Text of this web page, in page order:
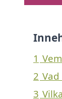
1
2
3